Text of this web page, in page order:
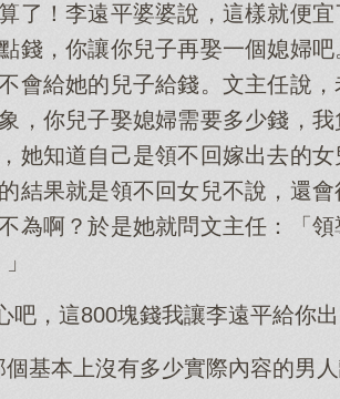
了！李遠平婆婆說，這樣就便宜
錢，你讓你兒子再娶一個媳婦吧
會給她的兒子給錢。文主任說，
，你兒子娶媳婦需要多少錢，
她知道自己是領不回嫁出去的女
結果就是領不回女兒不說，還會
為啊？於是她就問文主任：「領
，這800塊錢我讓李遠平給你出
基本上沒有多少實際內容的男人